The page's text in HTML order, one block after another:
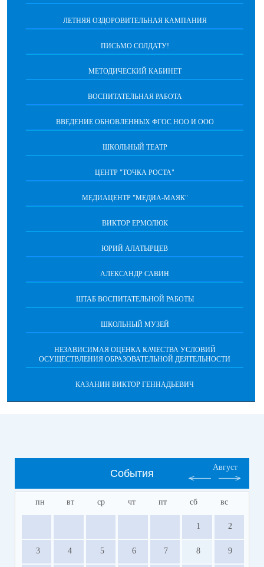
ЛЕТНЯЯ ОЗДОРОВИТЕЛЬНАЯ КАМПАНИЯ
ПИСЬМО СОЛДАТУ!
МЕТОДИЧЕСКИЙ КАБИНЕТ
ВОСПИТАТЕЛЬНАЯ РАБОТА
ВВЕДЕНИЕ ОБНОВЛЕННЫХ ФГОС НОО И ООО
ШКОЛЬНЫЙ ТЕАТР
ЦЕНТР "ТОЧКА РОСТА"
МЕДИАЦЕНТР "МЕДИА-МАЯК"
ВИКТОР ЕРМОЛЮК
ЮРИЙ АЛАТЫРЦЕВ
АЛЕКСАНДР САВИН
ШТАБ ВОСПИТАТЕЛЬНОЙ РАБОТЫ
ШКОЛЬНЫЙ МУЗЕЙ
НЕЗАВИСИМАЯ ОЦЕНКА КАЧЕСТВА УСЛОВИЙ
ОСУЩЕСТВЛЕНИЯ ОБРАЗОВАТЕЛЬНОЙ ДЕЯТЕЛЬНОСТИ
КАЗАНИН ВИКТОР ГЕННАДЬЕВИЧ
События
Август
пн вт ср чт пт сб вс
1 2
3 4 5 6 7 8 9